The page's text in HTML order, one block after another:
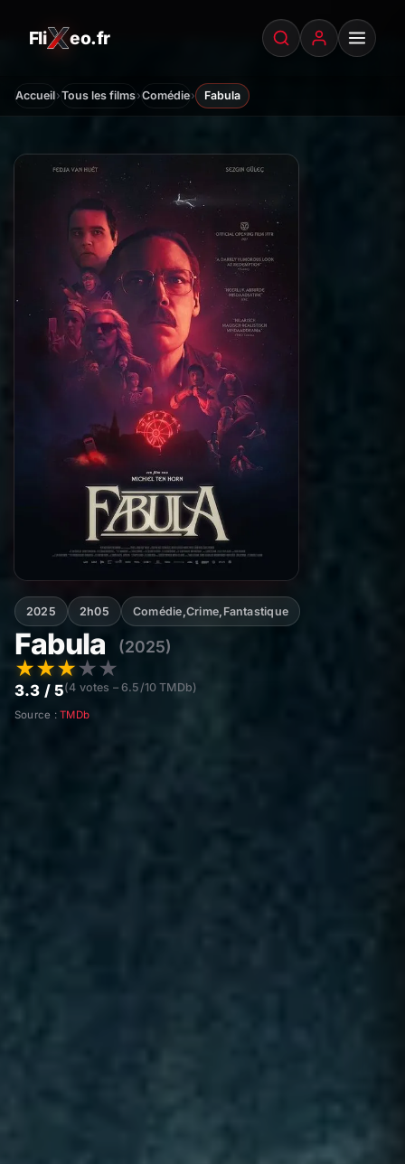
Fli eo.fr
FliXeo.fr
Accueil›Tous les films›Comédie› Fabula
2025 2h05 Comédie Crime Fantastique
Fabula (2025)
★★★★★
3.3 / 5(4 votes – 6.5/10 TMDb)
Source :TMDb